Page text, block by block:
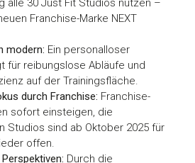
alle 30 Just Fit Studios nutzen –
Franchise-Marke NEXT
modern: Ein personalloser
für reibungslose Abläufe und
auf der Trainingsfläche.
durch Franchise: Franchise-
sofort einsteigen, die
Studios sind ab Oktober 2025 für
offen.
Durch die